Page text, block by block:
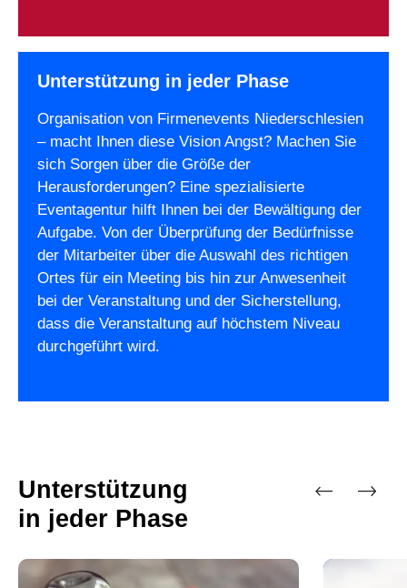
Unterstützung in jeder Phase
Organisation von Firmenevents Niederschlesien
– macht Ihnen diese Vision Angst? Machen Sie
sich Sorgen über die Größe der
Herausforderungen? Eine spezialisierte
Eventagentur hilft Ihnen bei der Bewältigung der
Aufgabe. Von der Überprüfung der Bedürfnisse
der Mitarbeiter über die Auswahl des richtigen
Ortes für ein Meeting bis hin zur Anwesenheit
bei der Veranstaltung und der Sicherstellung,
dass die Veranstaltung auf höchstem Niveau
durchgeführt wird.
Unterstützung
in jeder Phase